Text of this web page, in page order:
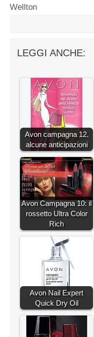
Wellton
LEGGI ANCHE:
Avon campagna 12.
alcune anticipazioni
Avon Campagna 10: il
rossetto Ultra Color
Rich
Avon Nail Expert
Quick Dry Oil